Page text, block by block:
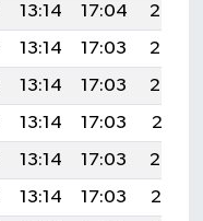
13:14 17:04
20:24
13:14 17:03
20:23
13:14 17:03
20:22
13:14 17:03
20:21
13:14 17:03
20:20
13:14 17:03
20:19